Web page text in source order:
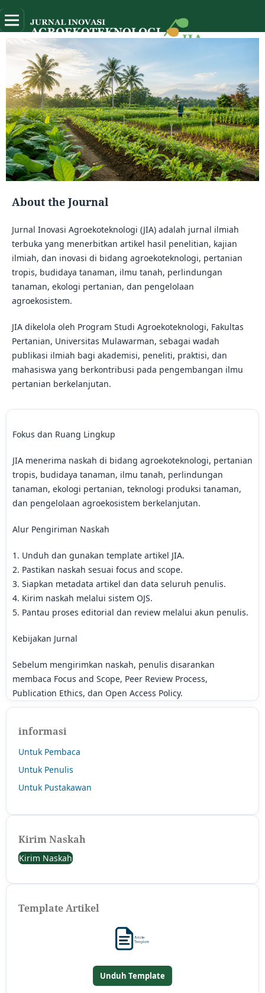
About the Journal
Jurnal Inovasi Agroekoteknologi (JIA) adalah jurnal ilmiah
terbuka yang menerbitkan artikel hasil penelitian, kajian
ilmiah, dan inovasi di bidang agroekoteknologi, pertanian
tropis, budidaya tanaman, ilmu tanah, perlindungan
tanaman, ekologi pertanian, dan pengelolaan
agroekosistem.
JIA dikelola oleh Program Studi Agroekoteknologi, Fakultas
Pertanian, Universitas Mulawarman, sebagai wadah
publikasi ilmiah bagi akademisi, peneliti, praktisi, dan
mahasiswa yang berkontribusi pada pengembangan ilmu
pertanian berkelanjutan.
Fokus dan Ruang Lingkup
JIA menerima naskah di bidang agroekoteknologi, pertanian
tropis, budidaya tanaman, ilmu tanah, perlindungan
tanaman, ekologi pertanian, teknologi produksi tanaman,
dan pengelolaan agroekosistem berkelanjutan.
Alur Pengiriman Naskah
1. Unduh dan gunakan template artikel JIA.
2. Pastikan naskah sesuai focus and scope.
3. Siapkan metadata artikel dan data seluruh penulis.
4. Kirim naskah melalui sistem OJS.
5. Pantau proses editorial dan review melalui akun penulis.
Kebijakan Jurnal
Sebelum mengirimkan naskah, penulis disarankan
membaca Focus and Scope, Peer Review Process,
Publication Ethics, dan Open Access Policy.
informasi
Untuk Pembaca
Untuk Penulis
Untuk Pustakawan
Kirim Naskah
Kirim Naskah
Template Artikel
Unduh Template